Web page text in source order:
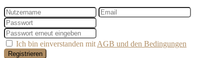
Ich bin einverstanden mit AGB und den Bedingungen
Registrieren